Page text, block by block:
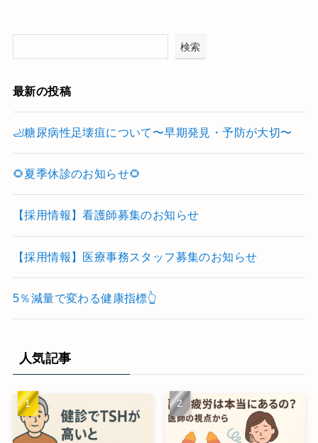
検索
最新の投稿
🦶糖尿病性足壊疽について〜早期発見・予防が大切〜
🌻夏季休診のお知らせ🌻
【採用情報】看護師募集のお知らせ
【採用情報】医療事務スタッフ募集のお知らせ
5％減量で変わる健康指標👆
人気記事